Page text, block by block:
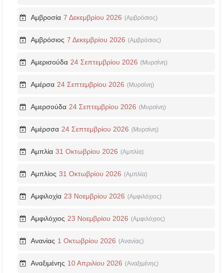
Αμβροσία 7 Δεκεμβρίου 2026 (Αμβρόσιος)
Αμβρόσιος 7 Δεκεμβρίου 2026 (Αμβρόσιος)
Αμερισούδα 24 Σεπτεμβρίου 2026 (Μυρσίνη)
Αμέρσα 24 Σεπτεμβρίου 2026 (Μυρσίνη)
Αμερσούδα 24 Σεπτεμβρίου 2026 (Μυρσίνη)
Αμέρσσα 24 Σεπτεμβρίου 2026 (Μυρσίνη)
Αμπλία 31 Οκτωβρίου 2026 (Αμπλία)
Αμπλίος 31 Οκτωβρίου 2026 (Αμπλία)
Αμφιλοχία 23 Νοεμβρίου 2026 (Αμφιλόχιος)
Αμφιλόχιος 23 Νοεμβρίου 2026 (Αμφιλόχιος)
Ανανίας 1 Οκτωβρίου 2026 (Ανανίας)
Αναξιμένης 10 Απριλίου 2026 (Αναξιμένης)